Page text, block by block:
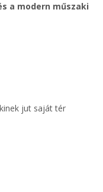
a modern műszaki
jut saját tér